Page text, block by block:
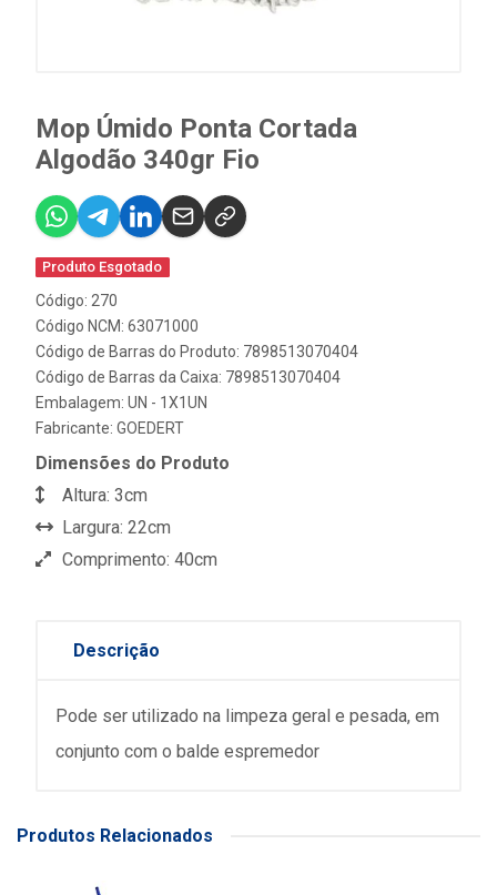
Mop Úmido Ponta Cortada
Algodão 340gr Fio
Produto Esgotado
Código: 270
Código NCM: 63071000
Código de Barras do Produto: 7898513070404
Código de Barras da Caixa: 7898513070404
Embalagem: UN - 1X1UN
Fabricante: GOEDERT
Dimensões do Produto
Altura: 3cm
Largura: 22cm
Comprimento: 40cm
Descrição
Pode ser utilizado na limpeza geral e pesada, em
conjunto com o balde espremedor
Produtos Relacionados